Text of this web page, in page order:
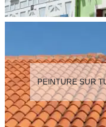
PEINTURE SUR